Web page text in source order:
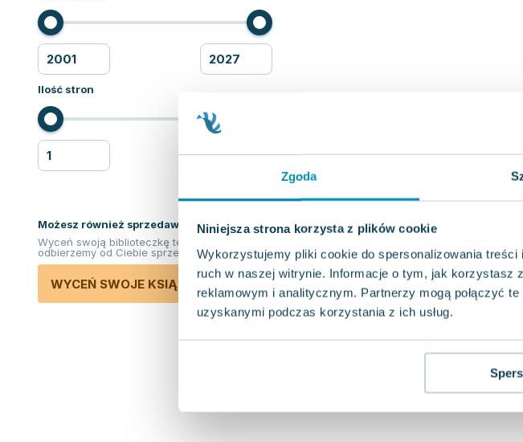
Zgoda
Niniejsza strona korzysta z plików cookie
Wykorzystujemy pliki cookie do spersonalizowania
ruch w naszej witrynie. Informacje o tym, jak korzystasz
reklamowym i analitycznym. Partnerzy mogą połączyć
uzyskanymi podczas korzystania z ich usług.
Ilość stron
Możesz również sprzedawać ksiązki!
Wyceń swoją biblioteczkę teraz. Odkupimy i
odbierzemy od Ciebie sprzedane książki.
WYCEŃ SWOJE KSIĄŻKI